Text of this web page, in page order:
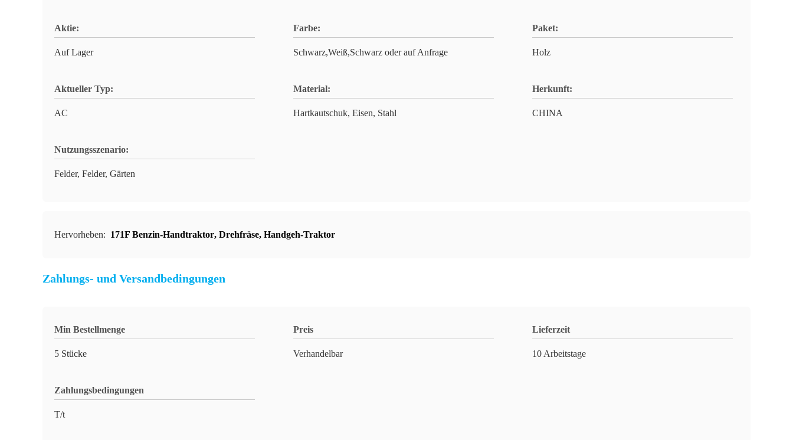
Aktie:
Auf Lager
Farbe:
Schwarz,Weiß,Schwarz oder auf Anfrage
Paket:
Holz
Aktueller Typ:
AC
Material:
Hartkautschuk, Eisen, Stahl
Herkunft:
CHINA
Nutzungsszenario:
Felder, Felder, Gärten
Hervorheben: 171F Benzin-Handtraktor, Drehfräse, Handgeh-Traktor
Zahlungs- und Versandbedingungen
Min Bestellmenge
5 Stücke
Preis
Verhandelbar
Lieferzeit
10 Arbeitstage
Zahlungsbedingungen
T/t